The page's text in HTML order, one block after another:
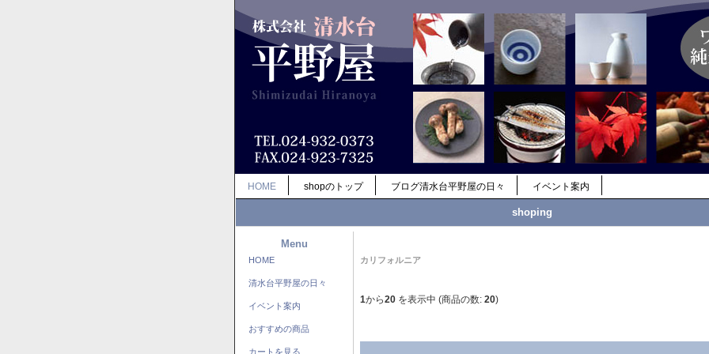
HOME shopのトップ ブログ清水台平野屋の日々 イベント案内
shoping
Menu
HOME
清水台平野屋の日々
イベント案内
おすすめの商品
カートを見る
カリフォルニア
1から20 を表示中 (商品の数: 20)